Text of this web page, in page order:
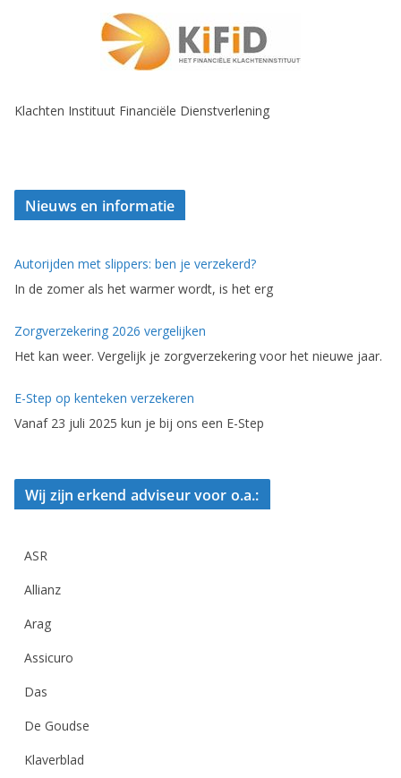
Klachten Instituut Financiële Dienstverlening
Nieuws en informatie
Autorijden met slippers: ben je verzekerd?
In de zomer als het warmer wordt, is het erg
Zorgverzekering 2026 vergelijken
Het kan weer. Vergelijk je zorgverzekering voor het nieuwe jaar.
E-Step op kenteken verzekeren
Vanaf 23 juli 2025 kun je bij ons een E-Step
Wij zijn erkend adviseur voor o.a.:
ASR
Allianz
Arag
Assicuro
Das
De Goudse
Klaverblad